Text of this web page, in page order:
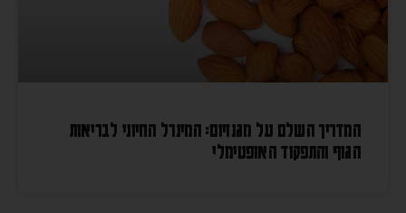
המדריך השלם על מגנזיום: המינרל החיוני לבריאות
הגוף והתפקוד האופטימלי